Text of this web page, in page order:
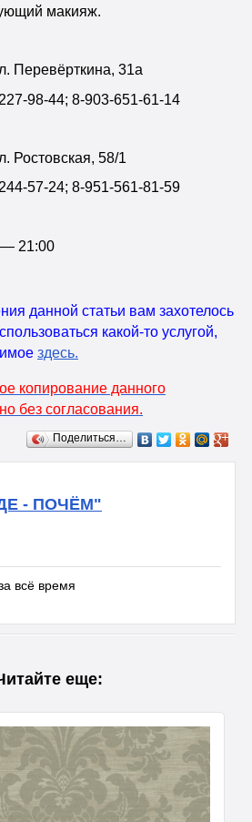
макияж.
Перевёрткина, 31а
98-44; 8-903-651-61-14
Ростовская, 58/1
57-24; 8-951-561-81-59
— 21:00
данной статьи вам захотелось
какой-то услугой,
здесь.
копирование данного
без согласования.
Поделиться…
- ПОЧЁМ"
всё время
еще: